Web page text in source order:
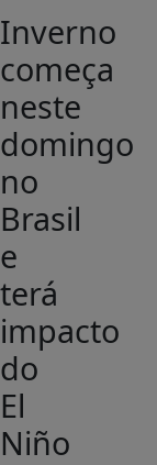
Inverno
começa
neste
domingo
no
Brasil
e
terá
impacto
do
El
Niño